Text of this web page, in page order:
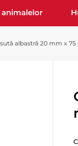
animalelor
albastră 20 mm x 75